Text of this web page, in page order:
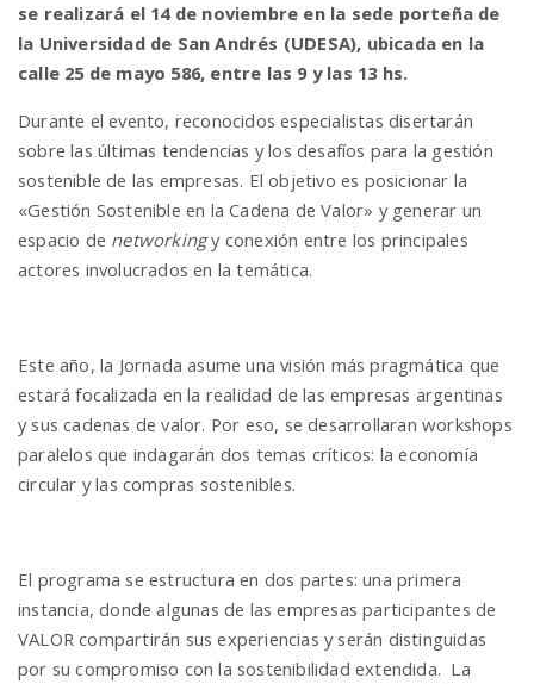
se realizará el 14 de noviembre en la sede porteña de
la Universidad de San Andrés (UDESA), ubicada en la
calle 25 de mayo 586, entre las 9 y las 13 hs.
Durante el evento, reconocidos especialistas disertarán
sobre las últimas tendencias y los desafíos para la gestión
sostenible de las empresas. El objetivo es posicionar la
«Gestión Sostenible en la Cadena de Valor» y generar un
espacio de networkingy conexión entre los principales
actores involucrados en la temática.
Este año, la Jornada asume una visión más pragmática que
estará focalizada en la realidad de las empresas argentinas
y sus cadenas de valor. Por eso, se desarrollaran workshops
paralelos que indagarán dos temas críticos: la economía
circular y las compras sostenibles.
El programa se estructura en dos partes: una primera
instancia, donde algunas de las empresas participantes de
VALOR compartirán sus experiencias y serán distinguidas
por su compromiso con la sostenibilidad extendida. La